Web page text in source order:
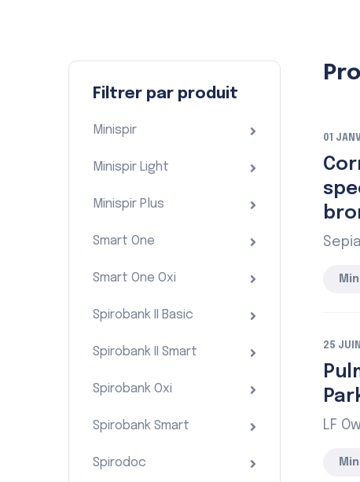
Filtrer par produit
Minispir
Minispir Light
Minispir Plus
Smart One
Smart One Oxi
Spirobank II Basic
Spirobank II Smart
Spirobank Oxi
Spirobank Smart
Spirodoc
01
25
LF